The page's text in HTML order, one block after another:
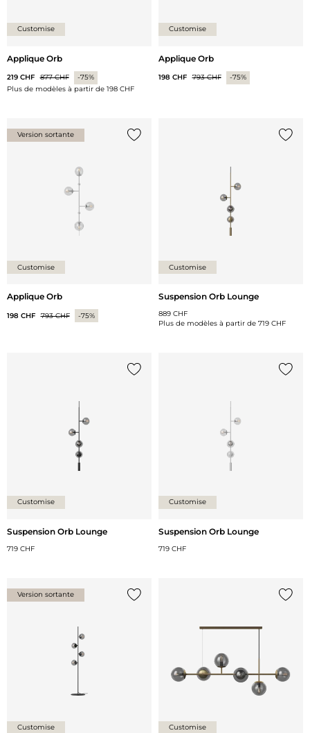
Customise
Applique Orb
219 CHF 877 CHF
-75%
Plus de modèles à partir de 198 CHF
Customise
Applique Orb
198 CHF 793 CHF -75%
Version sortante
Customise
Applique Orb
198 CHF 793 CHF -75%
Customise
Suspension Orb Lounge
889 CHF
Plus de modèles à partir de 719 CHF
Customise
Suspension Orb Lounge
719 CHF
Customise
Suspension Orb Lounge
719 CHF
Version sortante
Customise Customise